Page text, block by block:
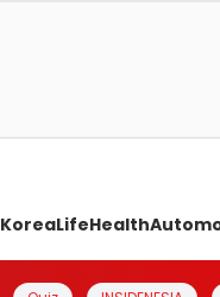
KoreaLifeHealth